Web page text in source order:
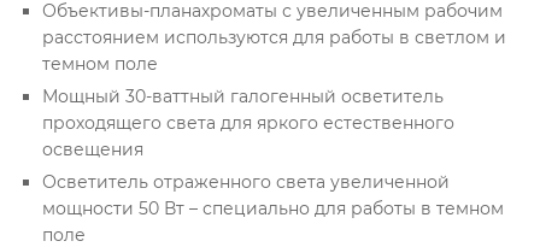
Объективы-планахроматы с увеличенным рабочим
расстоянием используются для работы в светлом и
темном поле
Мощный 30-ваттный галогенный осветитель
проходящего света для яркого естественного
освещения
Осветитель отраженного света увеличенной
мощности 50 Вт – специально для работы в темном
поле